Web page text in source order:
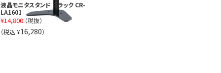
液晶モニタスタンド ブラック CR-
LA1601
¥14,800 （税抜）
（税込 ¥16,280）